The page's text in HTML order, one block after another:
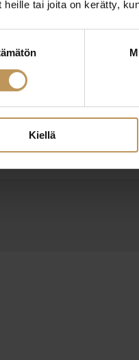
heille tai joita on kerätty,
Kiellä
niin otan yhteyttä